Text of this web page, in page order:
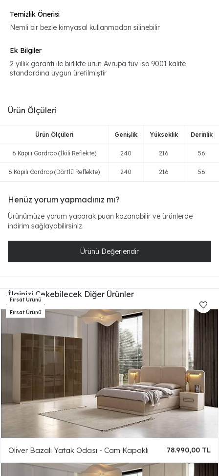
Temizlik Önerisi
Nemli bir bezle kimyasal kullanmadan silinebilir
Ek Bilgiler
2 yıllık garanti ile birlikte ürün Avrupa tüv ıso 9001 kalite
standardına uygun üretilmiştir
Ürün Ölçüleri
Ürün Ölçüleri Genişlik Yükseklik Derinlik
6 Kapılı Gardrop (İkili Reflekte) 240 216 56
6 Kapılı Gardrop (Dörtlü Reflekte) 240 216 56
Henüz yorum yapmadınız mı?
Ürünümüze yorum yaparak puan kazanabilir ve ürünlerde
indirim sağlayabilirsiniz.
Ürünü Değerlendir
İlginizi Çekebilecek Diğer Ürünler
Oliver Bazalı Yatak Odası - Cam Kapaklı 78.990,00 TL